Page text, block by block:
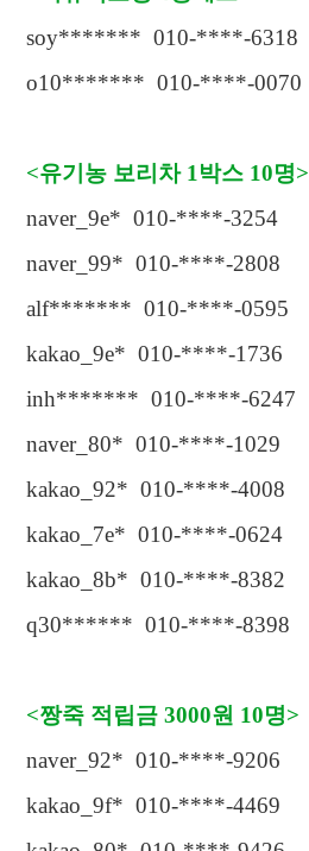
soy******* 010-****-6318
o10******* 010-****-0070
<유기농 보리차 1 박스 10명>
naver_9e* 010-****-3254
naver_99* 010-****-2808
alf******* 010-****-0595
kakao_9e* 010-****-1736
inh******* 010-****-6247
naver_80* 010-****-1029
kakao_92* 010-****-4008
kakao_7e* 010-****-0624
kakao_8b* 010-****-8382
q30****** 010-****-8398
<짱죽 적립금3000원 10명>
naver_92* 010-****-9206
kakao_9f* 010-****-4469